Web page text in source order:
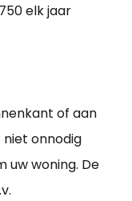
elk jaar
of aan
niet onnodig
uw woning. De